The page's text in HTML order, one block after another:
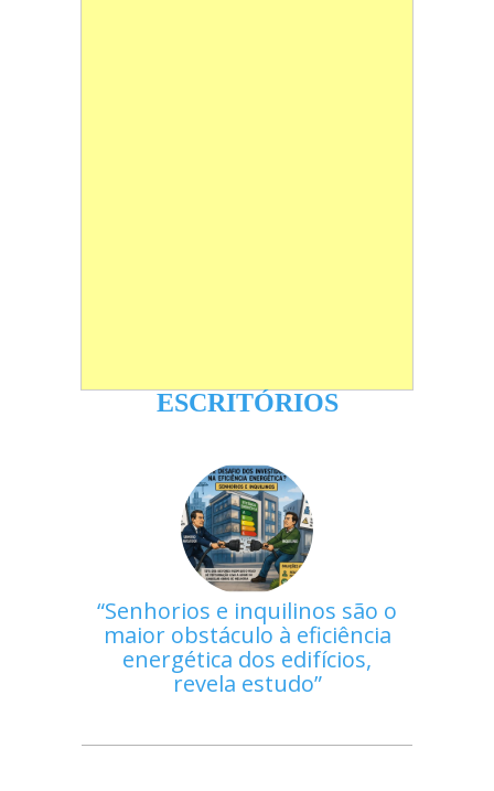
ESCRITÓRIOS
Senhorios e inquilinos são o
maior obstáculo à eficiência
energética dos edifícios,
revela estudo